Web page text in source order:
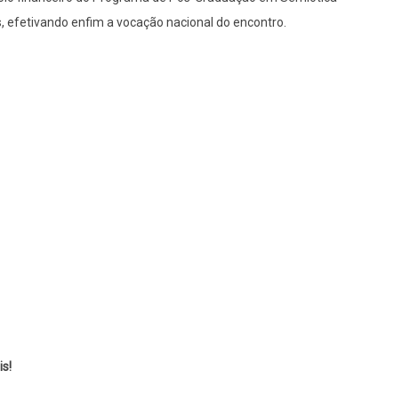
efetivando enfim a vocação nacional do encontro.